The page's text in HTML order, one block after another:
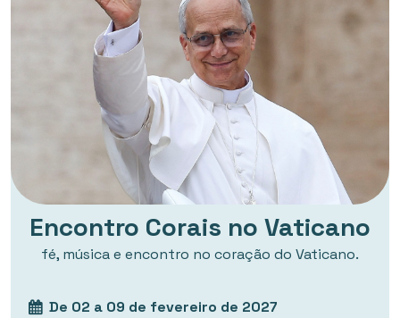
Encontro Corais no Vaticano
fé, música e encontro no coração do Vaticano.
De 02 a 09 de fevereiro de 2027